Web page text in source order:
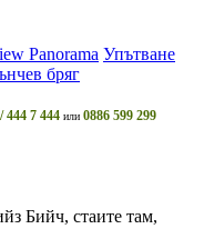
Panorama Упътване
бряг
444 7 444 или 0886 599 299
Бийч, стаите там,